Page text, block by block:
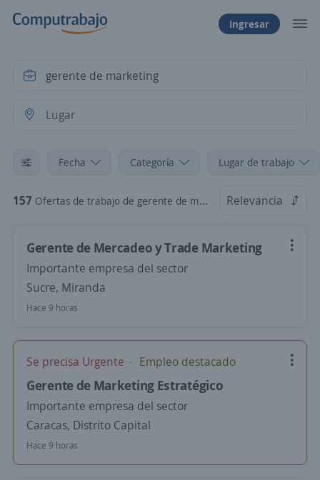
Ingresar
Fecha Categoría Lugar de trabajo
157 Ofertas de trabajo de gerente de marketing Relevancia
Gerente de Mercadeo y Trade Marketing
Importante empresa del sector
Sucre, Miranda
Hace 9 horas
Se precisa Urgente Empleo destacado
Gerente de Marketing Estratégico
Importante empresa del sector
Caracas, Distrito Capital
Hace 9 horas